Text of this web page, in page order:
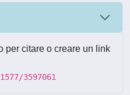
per citare o creare un link
3597061